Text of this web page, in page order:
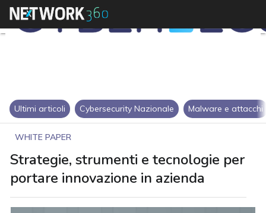
Ultimi articoli Cybersecurity Nazionale Malware e attacchi
WHITE PAPER
Strategie, strumenti e tecnologie per
portare innovazione in azienda